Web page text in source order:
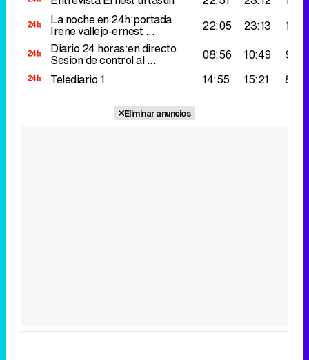
La noche en 24h:portada
Irene vallejo-ernest ... 22:05 23:13
Diario 24 horas:en directo
Sesion de control al ... 08:56 10:49
Telediario 1
14:55 15:21
Eliminar anuncios